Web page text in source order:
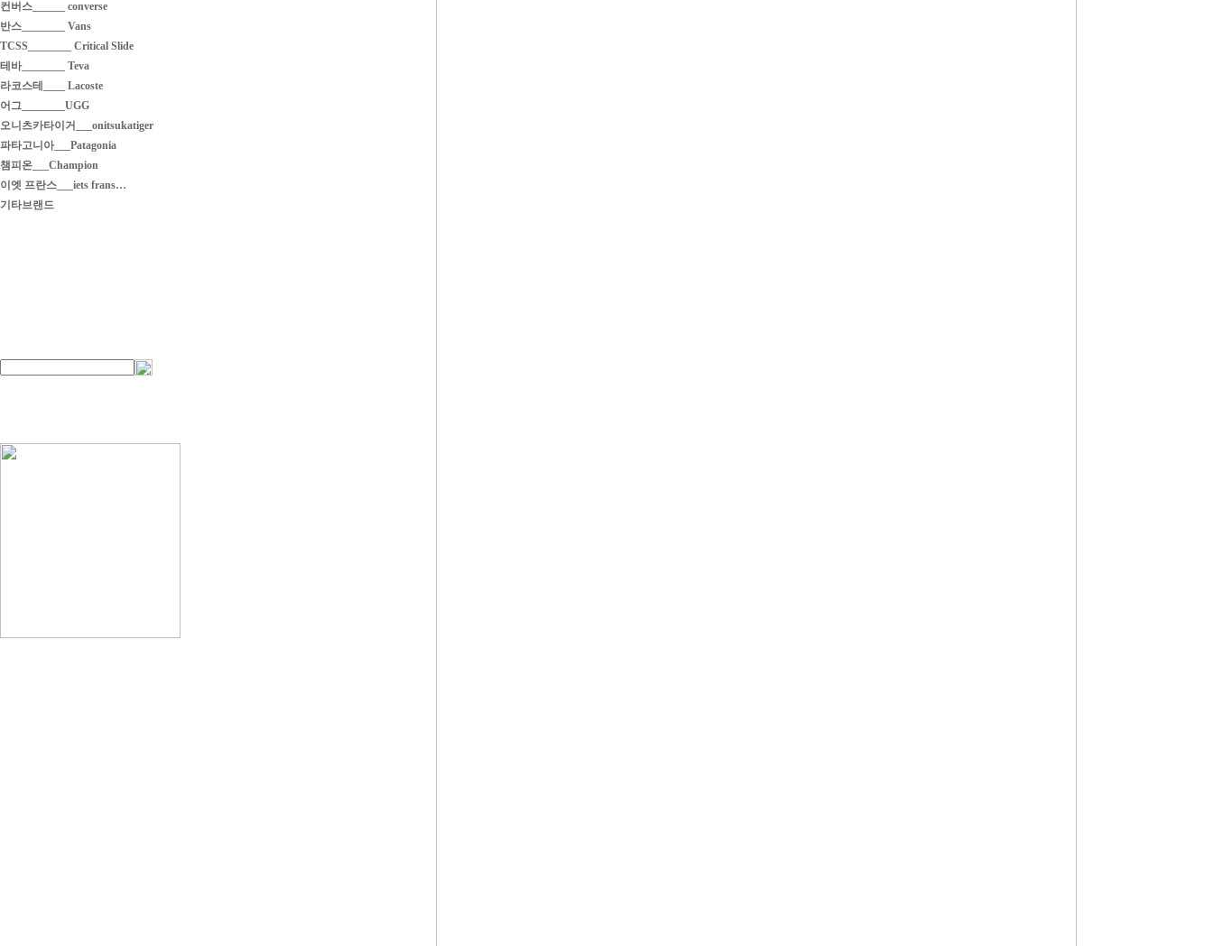
컨버스______ converse
반스________ Vans
TCSS________ Critical Slide
테바________ Teva
라코스테____ Lacoste
어그________UGG
오니츠카타이거___onitsukatiger
파타고니아___Patagonia
챔피온___Champion
이엣 프란스___iets frans…
기타브랜드